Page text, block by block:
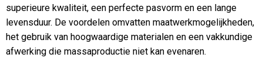
superieure kwaliteit, een perfecte pasvorm en een lange
levensduur. De voordelen omvatten maatwerkmogelijkheden,
het gebruik van hoogwaardige materialen en een vakkundige
afwerking die massaproductie niet kan evenaren.